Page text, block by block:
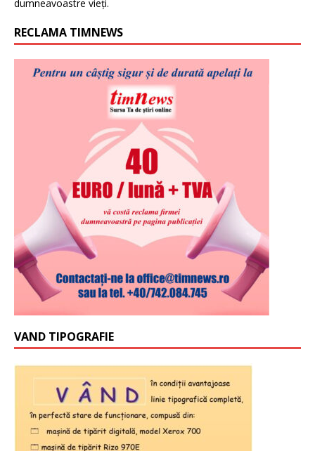
dumneavoastre vieți.
RECLAMA TIMNEWS
VAND TIPOGRAFIE